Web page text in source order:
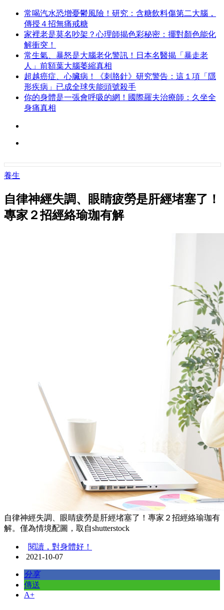
常喝汽水恐增憂鬱風險！研究：含糖飲料傷第二大腦，
傳授４招無痛戒糖
家裡老是莫名吵架？心理師揭色彩秘密：擺對顏色能化
解衝突！
常生氣、暴怒是大腦老化警訊！日本名醫揭「暴走老
人」前額葉大腦萎縮真相
超越癌症、心臟病！《刺胳針》研究警告：這１項「隱
形疾病」已成全球失能頭號殺手
你的身體是一張會呼吸的網！國際羅夫治療師：久坐全
身痛真相
養生
自律神經失調、眼睛疲勞是肝經堵塞了！
專家２招經絡瑜珈有解
自律神經失調、眼睛疲勞是肝經堵塞了！專家２招經絡瑜珈有
解。僅為情境配圖，取自shutterstock
閱讀，對身體好！
2021-10-07
分享
傳送
A+